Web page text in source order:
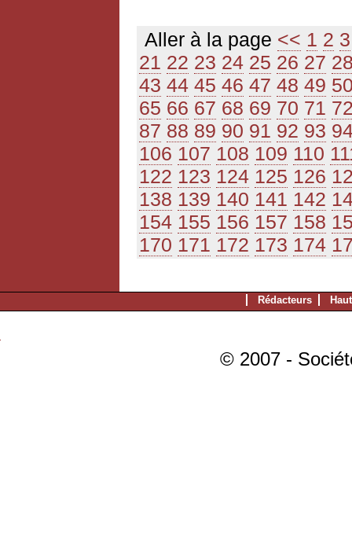
Aller à la page << 1 2 3
21 22 23 24 25 26 27
43 44 45 46 47 48 49
65 66 67 68 69 70 71
87 88 89 90 91 92 93
106 107 108 109 110
122 123 124 125 126
138 139 140 141 142
154 155 156 157 158
170 171 172 173 174
Rédacteurs
© 2007 -